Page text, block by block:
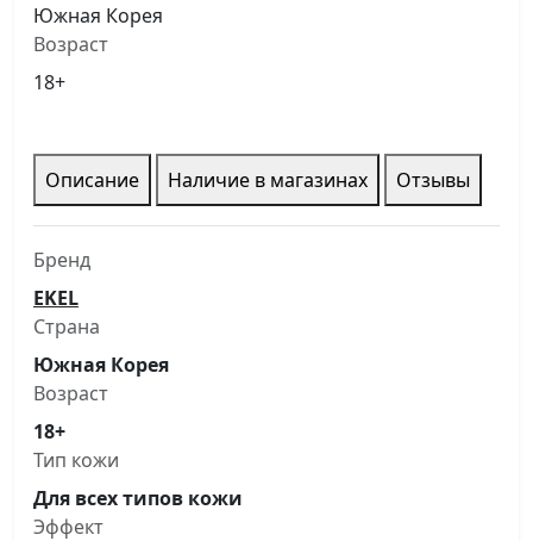
Южная Корея
Возраст
18+
Описание Наличие в магазинах Отзывы
Бренд
EKEL
Страна
Южная Корея
Возраст
18+
Тип кожи
Для всех типов кожи
Эффект